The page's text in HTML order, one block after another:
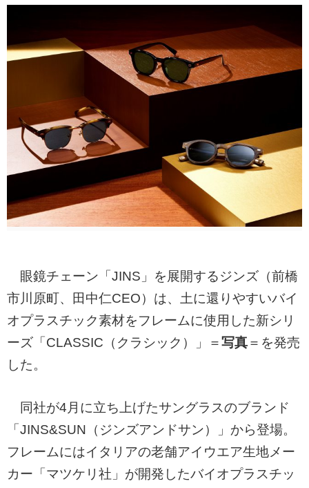
眼鏡チェーン「JINS」を展開するジンズ（前橋
市川原町、田中仁CEO）は、土に還りやすいバイ
オプラスチック素材をフレームに使用した新シリ
ーズ「CLASSIC（クラシック）」＝写真＝を発売
した。
同社が4月に立ち上げたサングラスのブランド
「JINS&SUN（ジンズアンドサン）」から登場。
フレームにはイタリアの老舗アイウエア生地メー
カー「マツケリ社」が開発したバイオプラスチッ